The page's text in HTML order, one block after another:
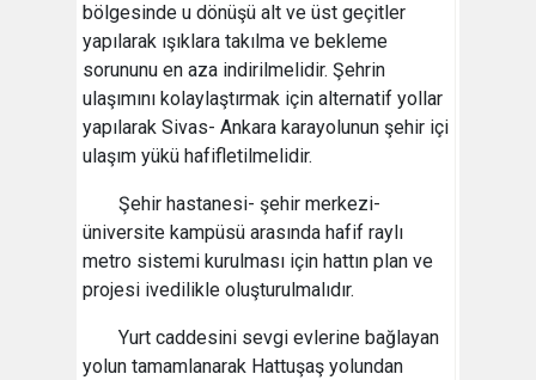
bölgesinde u dönüşü alt ve üst geçitler
yapılarak ışıklara takılma ve bekleme
sorununu en aza indirilmelidir. Şehrin
ulaşımını kolaylaştırmak için alternatif yollar
yapılarak Sivas- Ankara karayolunun şehir içi
ulaşım yükü hafifletilmelidir.
Şehir hastanesi- şehir merkezi-
üniversite kampüsü arasında hafif raylı
metro sistemi kurulması için hattın plan ve
projesi ivedilikle oluşturulmalıdır.
Yurt caddesini sevgi evlerine bağlayan
yolun tamamlanarak Hattuşaş yolundan